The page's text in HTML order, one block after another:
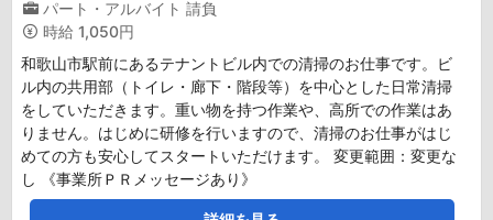
パート・アルバイト 請負
時給 1,050円
和歌山市駅前にあるテナントビル内での清掃のお仕事です。ビ
ル内の共用部（トイレ・廊下・階段等）を中心とした日常清掃
をしていただきます。重い物を持つ作業や、高所での作業はあ
りません。はじめに研修を行いますので、清掃のお仕事がはじ
めての方も安心してスタートいただけます。 変更範囲：変更な
し 《事業所ＰＲメッセージあり》